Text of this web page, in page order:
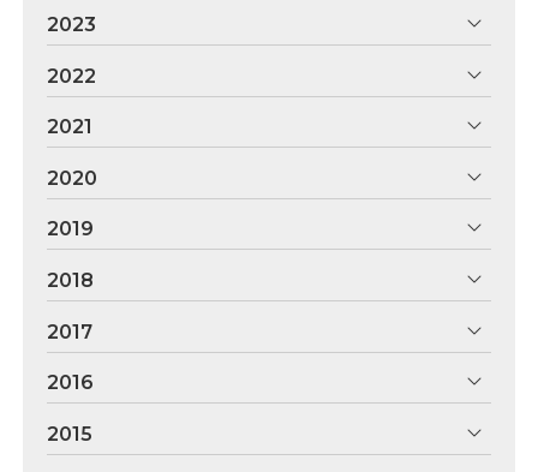
2023
2022
2021
2020
2019
2018
2017
2016
2015